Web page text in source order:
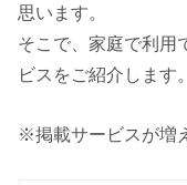
思います。
そこで、家庭で利用
ビスをご紹介します。
※掲載サービスが増